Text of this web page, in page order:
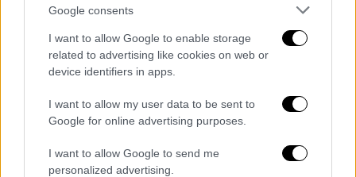
Google consents
I want to allow Google to enable storage
related to advertising like cookies on web or
device identifiers in apps.
I want to allow my user data to be sent to
Google for online advertising purposes.
I want to allow Google to send me
personalized advertising.
συνθήκες τυχοδιωκτισμού, μέθης, πορνείας,
σύφιλης και θανάτου.
Πίσω, ωστόσο, από την επίφαση της
παρακμής και της φυγής, για τον Καββαδία
υπάρχει ο άνθρωπος, η μεγάλη περιπέτεια
της ύπαρξης. Και εδώ, ακριβώς, είναι που
πρωτοτύπησε: Κατάφερε να σκιαγραφήσει -
με αδρές γραμμές - μοναχικές ανθρώπινες